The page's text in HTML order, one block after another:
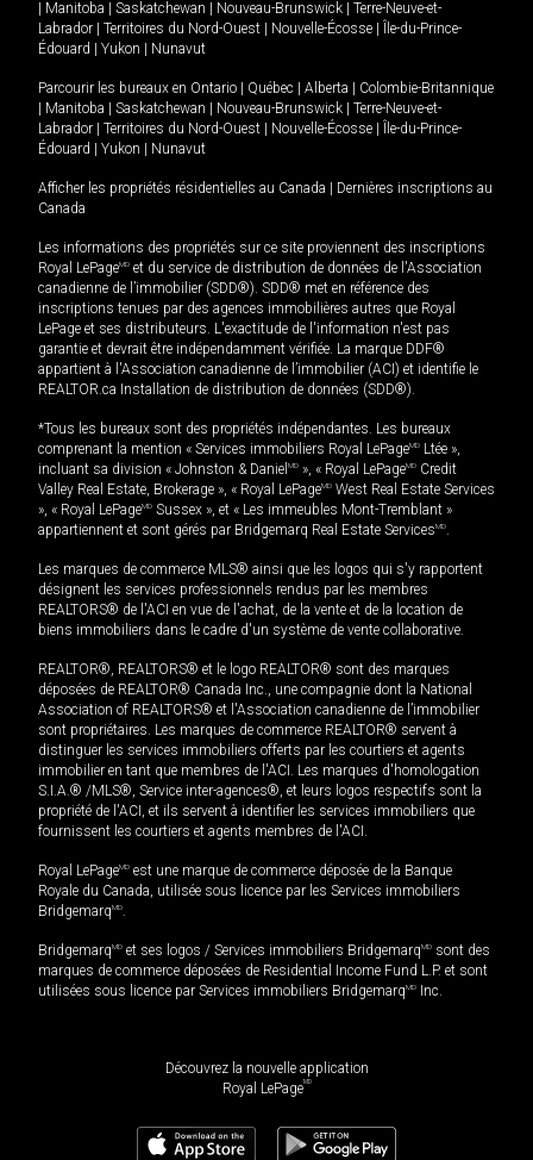
| Manitoba | Saskatchewan | Nouveau-Brunswick | Terre-Neuve-et-
Labrador | Territoires du Nord-Ouest | Nouvelle-Écosse | Île-du-Prince-
Édouard | Yukon | Nunavut
Parcourir les bureaux en Ontario | Québec | Alberta | Colombie-Britannique
| Manitoba | Saskatchewan | Nouveau-Brunswick | Terre-Neuve-et-
Labrador | Territoires du Nord-Ouest | Nouvelle-Écosse | Île-du-Prince-
Édouard | Yukon | Nunavut
Afficher les propriétés résidentielles au Canada | Dernières inscriptions au
Canada
Les informations des propriétés sur ce site proviennent des inscriptions
Royal LePageMD et du service de distribution de données de l'Association
canadienne de l’immobilier (SDD®). SDD® met en référence des
inscriptions tenues par des agences immobilières autres que Royal
LePage et ses distributeurs. L'exactitude de l'information n'est pas
garantie et devrait être indépendamment vérifiée. La marque DDF®
appartient à l'Association canadienne de l’immobilier (ACI) et identifie le
REALTOR.ca Installation de distribution de données (SDD®).
*Tous les bureaux sont des propriétés indépendantes. Les bureaux
comprenant la mention « Services immobiliers Royal LePageMD Ltée »,
incluant sa division « Johnston & Daniel MD », « Royal LePageMD Credit
Valley Real Estate, Brokerage », « Royal LePageMD West Real Estate Services
», « Royal LePageMD Sussex », et « Les immeubles Mont-Tremblant »
appartiennent et sont gérés par Bridgemarq Real Estate ServicesMD
Les marques de commerce MLS® ainsi que les logos qui s'y rapportent
désignent les services professionnels rendus par les membres
REALTORS® de l'ACI en vue de l'achat, de la vente et de la location de
biens immobiliers dans le cadre d'un système de vente collaborative.
REALTOR®, REALTORS® et le logo REALTOR® sont des marques
déposées de REALTOR® Canada Inc., une compagnie dont la National
Association of REALTORS® et l'Association canadienne de l’immobilier
sont propriétaires. Les marques de commerce REALTOR® servent à
distinguer les services immobiliers offerts par les courtiers et agents
immobilier en tant que membres de l'ACI. Les marques d'homologation
S.I.A.® /MLS®, Service inter-agences®, et leurs logos respectifs sont la
propriété de l'ACI, et ils servent à identifier les services immobiliers que
fournissent les courtiers et agents membres de l'ACI.
Royal LePageMD est une marque de commerce déposée de la Banque
Royale du Canada, utilisée sous licence par les Services immobiliers
BridgemarqMD
BridgemarqMD et ses logos / Services immobiliers BridgemarqMD sont des
marques de commerce déposées de Residential Income Fund L.P. et sont
utilisées sous licence par Services immobiliers BridgemarqMD Inc.
Découvrez la nouvelle application
Royal LePageMD